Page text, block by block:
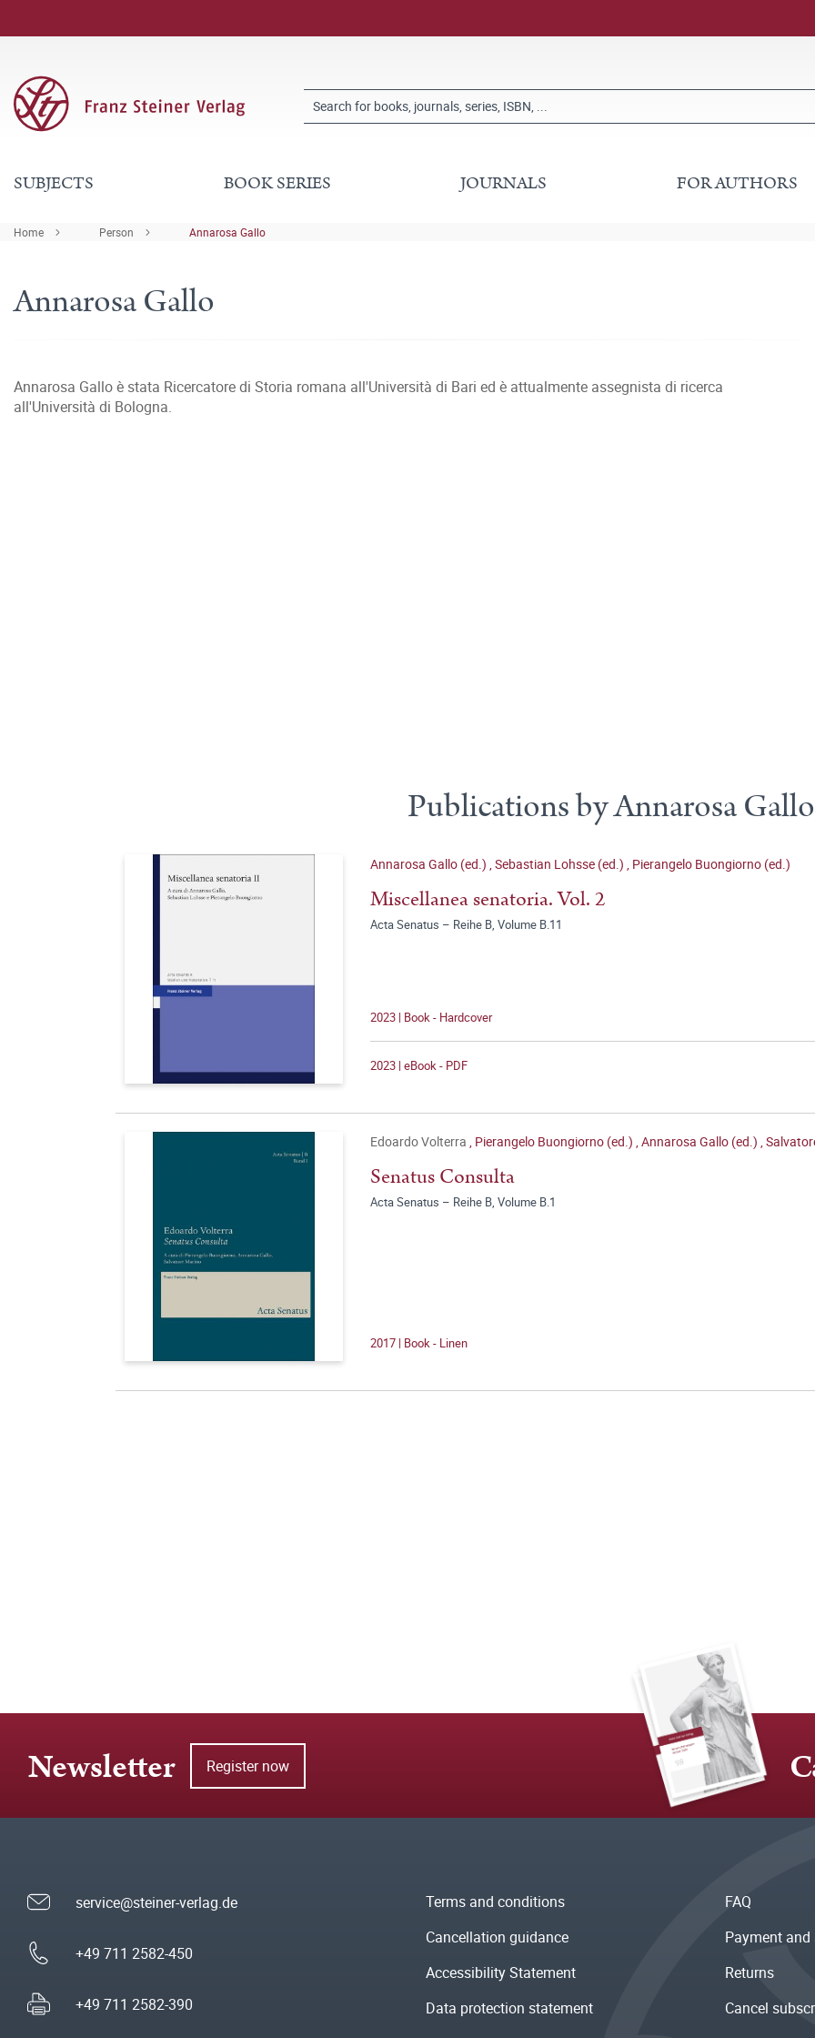
SUBJECTS BOOK SERIES JOURNALS FOR AUTHORS
Home Person Annarosa Gallo
Annarosa Gallo
Annarosa Gallo è stata Ricercatore di Storia romana all'Università di Bari ed è attualmente assegnista di ricerca
all'Università di Bologna.
Publications by Annarosa Gallo
Annarosa Gallo (ed.) ,Sebastian Lohsse (ed.) , Pierangelo Buongiorno (ed.)
Miscellanea senatoria. Vol. 2
Acta Senatus – Reihe B, Volume B.11
2023 | Book - Hardcover
2023 | eBook - PDF
Edoardo Volterra , Pierangelo Buongiorno (ed.) ,Annarosa Gallo (ed.) ,
Senatus Consulta
Acta Senatus – Reihe B, Volume B.1
2017 | Book - Linen
Newsletter Register now
service@steiner-verlag.de
+49 711 2582-450
+49 711 2582-390
Terms and conditions
Cancellation guidance
Accessibility Statement
Data protection statement
FAQ
Payment
Returns
Cancel